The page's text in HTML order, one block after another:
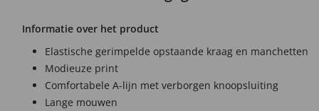
Informatie over het product
Elastische gerimpelde opstaande kraag en manchetten
Modieuze print
Comfortabele A-lijn met verborgen knoopsluiting
Lange mouwen